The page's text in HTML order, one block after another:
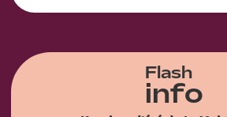
Flash
info